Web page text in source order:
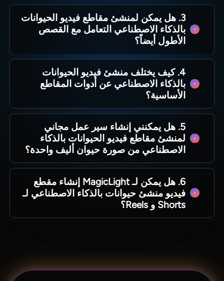
نعم. يذكر MagicLight Al أنه مجاني للتجربة دون
الحاجة إلى بطاقة ائتمان، مما يجعل الاختبار المبكر
أسهل للمبدعين الجدد.
3. هل يمكن لمنشئ مقاطع فيديو الحيوانات
بالذكاء الاصطناعي التعامل مع القصص
الأطول أيضاً؟
نعم. يدعم MagicLight Al المقاطع السريعة ومقاطع
فيديو القصص الأطول، مع ذكر بعض الصفحات دعماً
لمقاطع فيديو تصل إلى 50 دقيقة، اعتماداً على سير
العمل.
4. كيف يختلف منشئ فيديو الحيوانات
بالذكاء الاصطناعي عن أدوات المقاطع
الأساسية؟
يقوم MagicLight Al بأكثر من مجرد التقاط لقطة
واحدة منفصلة. فهو يبني القصص مشهداً تلو الآخر
باستخدام لوحات قصصية قابلة للتحرير وأصوات
واستمرارية بصرية أكثر سلاسة.
5. هل يمكنني إنشاء سير عمل مجاني
لمنشئ مقاطع فيديو الحيوانات بالذكاء
الاصطناعي من صورة حيوان أليف واحدة؟
نعم. يمكن لأداة تحويل الصورة إلى فيديو من
MagicLight AI تحويل صورة واحدة إلى مقطع
متحرك، ثم مساعدتك في إنهائه بالصوت والتسميات
التوضيحية وأدوات التصدير.
6. هل يمكن لـ MagicLight إنشاء مقطع
فيديو منشئ حيوانات بالذكاء الاصطناعي لـ
Shorts و Reels؟